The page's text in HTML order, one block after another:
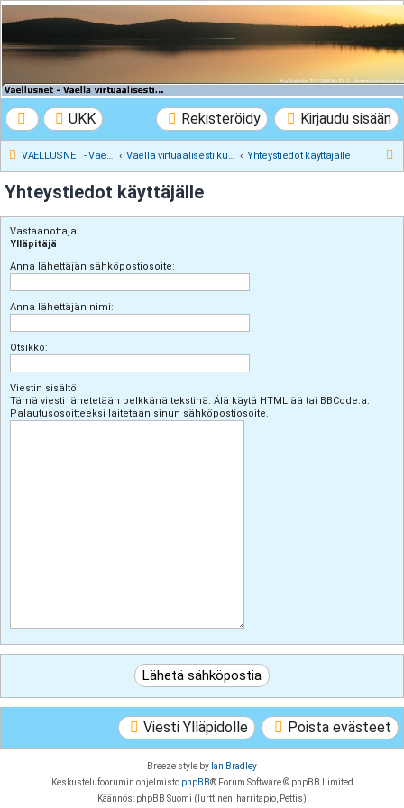
VAELLUSNET -
Vaellusturinat II
UKK Kirjaudu sisään
Rekisteröidy
VAELLUSNET - Vaellusturinat II Vaella virtuaalisesti kunnes pääset oikeasti Yhteystiedot käyttäjälle
i
Yhteystiedot käyttäjälle
Vastaanottaja:
Ylläpitäjä
Anna lähettäjän sähköpostiosoite:
Anna lähettäjän nimi:
Otsikko:
Viestin sisältö:
Tämä viesti lähetetään pelkkänä tekstinä. Älä käytä HTML:ää tai BBCode:a.
Palautusosoitteeksi laitetaan sinun sähköpostiosoite.
Poista evästeet
Viesti Ylläpidolle
Breeze style by Ian Bradley
Keskustelufoorumin ohjelmisto phpBB® Forum Software © phpBB Limited
Käännös: phpBB Suomi (lurttinen, harritapio, Pettis)